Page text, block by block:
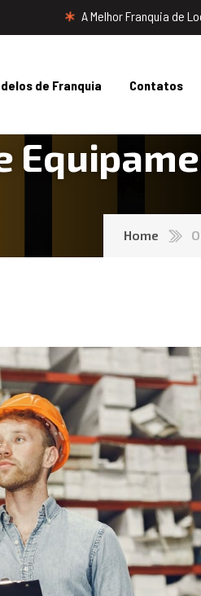
A Melhor Franquia de
de Franquia Contatos
Home
/